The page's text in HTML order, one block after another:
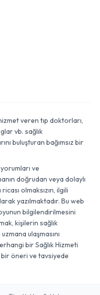
veren tıp doktorları,
vb. sağlık
buluşturan bağımsız bir
ve
doğrudan veya dolaylı
olmaksızın, ilgili
yazılmaktadır. Bu web
bilgilendirilmesini
kişilerin sağlık
ulaşmasını
bir Sağlık Hizmeti
bir öneri ve tavsiyede